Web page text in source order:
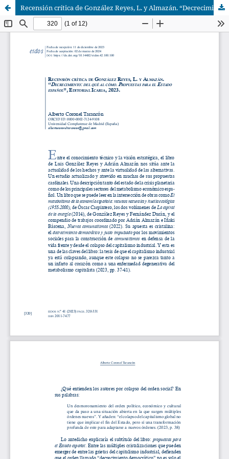
Recensión crítica de González Reyes, L. y Almazán. “Decrecimiento: del qué al cómo. Propuestas para el Estado español”, Editorial Icaria, 2023